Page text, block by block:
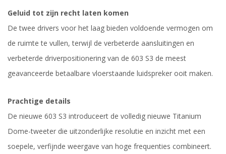
Geluid tot zijn recht laten komen
De twee drivers voor het laag bieden voldoende vermogen om
de ruimte te vullen, terwijl de verbeterde aansluitingen en
verbeterde driverpositionering van de 603 S3 de meest
geavanceerde betaalbare vloerstaande luidspreker ooit maken.
Prachtige details
De nieuwe 603 S3 introduceert de volledig nieuwe Titanium
Dome-tweeter die uitzonderlijke resolutie en inzicht met een
soepele, verfijnde weergave van hoge frequenties combineert.